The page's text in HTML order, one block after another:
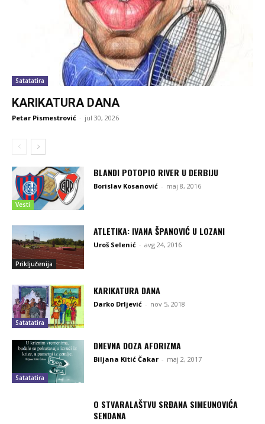
Satatatira
KARIKATURA DANA
Petar Pismestrović - jul 30, 2026
Vesti
BLANDI POTOPIO RIVER U DERBIJU
Borislav Kosanović - maj 8, 2016
Priključenija
ATLETIKA: IVANA ŠPANOVIĆ U LOZANI
Uroš Selenić - avg 24, 2016
Satatatira
KARIKATURA DANA
Darko Drljević - nov 5, 2018
Satatatira
DNEVNA DOZA AFORIZMA
Biljana Kitić Čakar - maj 2, 2017
O STVARALAŠTVU SRĐANA SIMEUNOVIĆA
SENDANA